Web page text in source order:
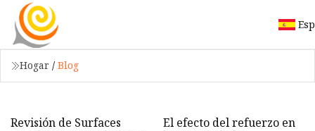
Hogar / Blog
Revisión de Surfaces
El efecto del refuerzo en